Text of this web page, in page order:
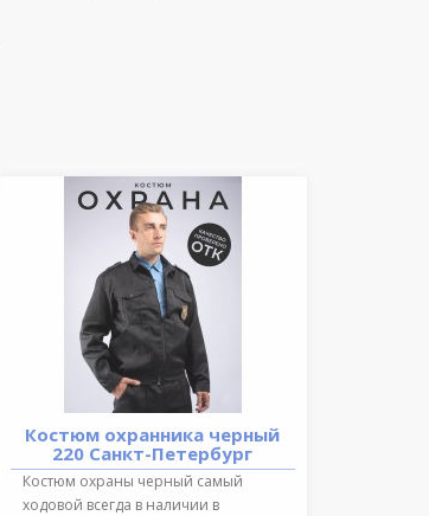
Костюм охранника черный
220 Санкт-Петербург
Костюм охраны черный самый
ходовой всегда в наличии в